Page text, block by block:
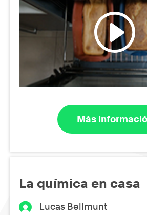
Más
La química en casa
Lucas Bellmunt